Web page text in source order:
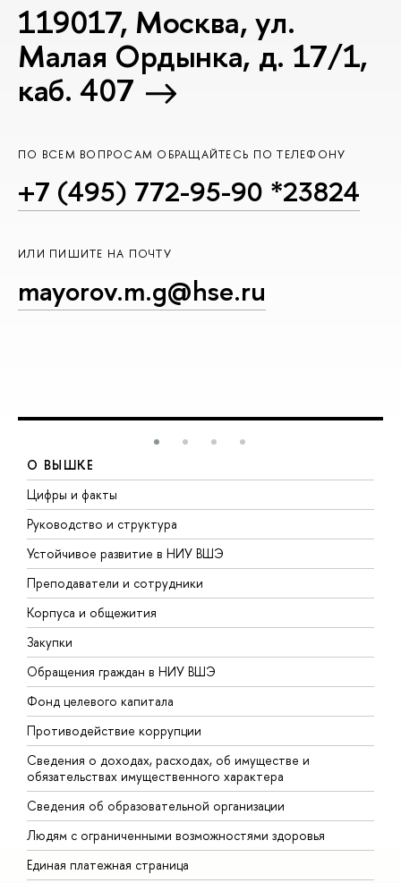
119017, Москва, ул.
Малая Ордынка, д. 17/1,
каб. 407
ПО ВСЕМ ВОПРОСАМ ОБРАЩАЙТЕСЬ ПО ТЕЛЕФОНУ
+7 (495) 772-95-90 *23824
ИЛИ ПИШИТЕ НА ПОЧТУ
mayоrоv.m.g@hse.ru
О ВЫШКЕ
Цифры и факты
Руководство и структура
Устойчивое развитие в НИУ ВШЭ
Преподаватели и сотрудники
Корпуса и общежития
Закупки
Обращения граждан в НИУ ВШЭ
Фонд целевого капитала
Противодействие коррупции
Сведения о доходах, расходах, об имуществе и
обязательствах имущественного характера
Сведения об образовательной организации
Людям с ограниченными возможностями здоровья
Единая платежная страница